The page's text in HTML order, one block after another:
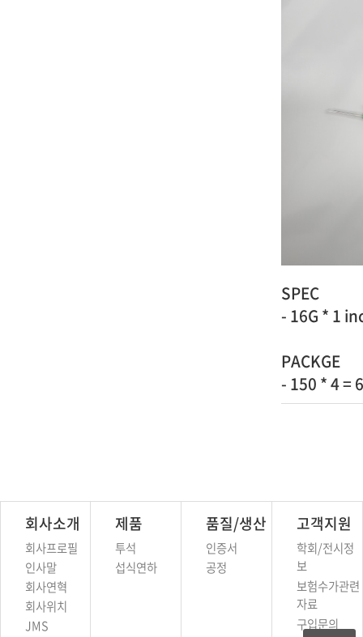
SPEC
- 16G * 1
PACKGE
- 150 * 4 =
회사소개
회사프로필
인사말
회사연혁
회사위치
JMS
제품
투석
섭식연하
품질/생산
인증서
공정
고객지원
학회/전시정
보
보험수가관련
자료
구입문의